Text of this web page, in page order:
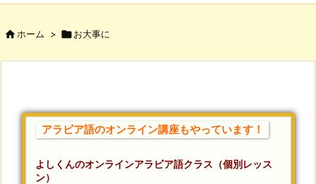

次へ
ホーム > お大事に
アラビア語のオンライン講座もやっています！
よしくんのオンラインアラビア語クラス（個別レッス
ン）